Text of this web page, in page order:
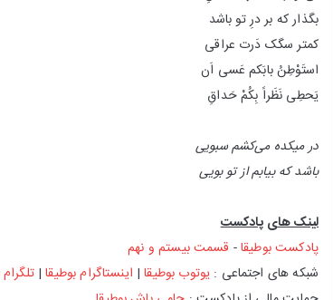
بگذار که بر درِ تو باشد
کمتر سگک دَرت عراقی
استَوْطِنُ بابَکم عَسی اَن
یَحطِی نَظَراً بِکُمْ حَداقِ
در میکده می‌کشم سبویی
باشد که بیابم از تو بویی
‌‌‌لینک های پادکست
پادکست بوطیقا- قسمت بیستم و نهم
‌شبکه های اجتماعی : یوتوب بوطیقا| اینستاگرام بوطیقا|